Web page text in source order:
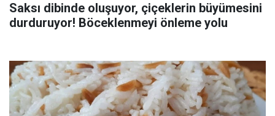
Saksı dibinde oluşuyor, çiçeklerin büyümesini
durduruyor! Böceklenmeyi önleme yolu